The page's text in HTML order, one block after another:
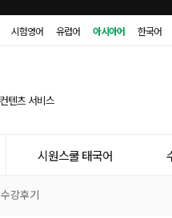
시험영어 유럽어 아시아어 한국어
시원스쿨 태국어
수강후기